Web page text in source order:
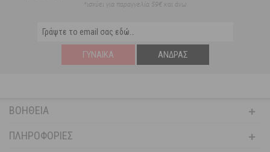
*ισχύει για παραγγελία 59€ και άνω
ΓΥΝΑΊΚΑ ΆΝΔΡΑΣ
ΒΟΉΘΕΙΑ
ΠΛΗΡΟΦΟΡΊΕΣ